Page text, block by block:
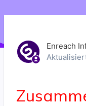
Enreach